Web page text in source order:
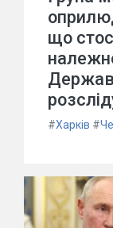
що
#Харків #